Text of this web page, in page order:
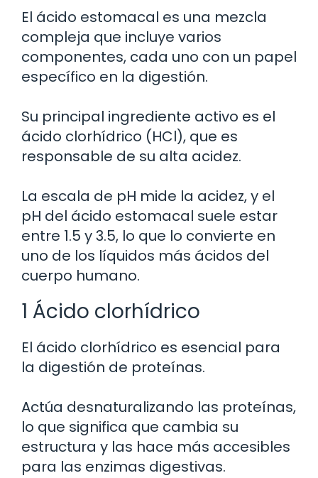
El ácido estomacal es una mezcla
compleja que incluye varios
componentes, cada uno con un papel
específico en la digestión.
Su principal ingrediente activo es el
ácido clorhídrico (HCl), que es
responsable de su alta acidez.
La escala de pH mide la acidez, y el
pH del ácido estomacal suele estar
entre 1.5 y 3.5, lo que lo convierte en
uno de los líquidos más ácidos del
cuerpo humano.
1 Ácido clorhídrico
El ácido clorhídrico es esencial para
la digestión de proteínas.
Actúa desnaturalizando las proteínas,
lo que significa que cambia su
estructura y las hace más accesibles
para las enzimas digestivas.